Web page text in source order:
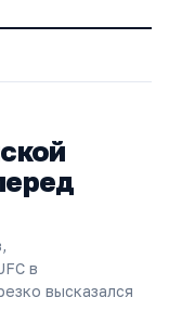
в
высказался